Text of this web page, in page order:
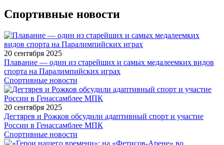
Спортивные новости
20 сентября 2025
Плавание — один из старейших и самых медалеемких видов
спорта на Паралимпийских играх
Спортивные новости
20 сентября 2025
Дегтярев и Рожков обсудили адаптивный спорт и участие
России в Генассамблее МПК
Спортивные новости